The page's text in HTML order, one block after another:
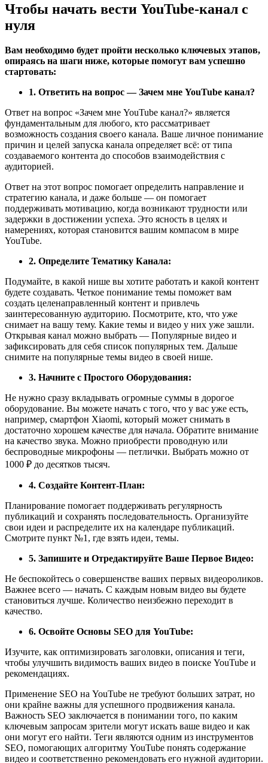
Чтобы начать вести YouTube-канал с
нуля
Вам необходимо будет пройти несколько ключевых этапов,
опираясь на шаги ниже, которые помогут вам успешно
стартовать:
1. Ответить на вопрос — Зачем мне YouTube канал?
Ответ на вопрос «Зачем мне YouTube канал?» является
фундаментальным для любого, кто рассматривает
возможность создания своего канала. Ваше личное понимание
причин и целей запуска канала определяет всё: от типа
создаваемого контента до способов взаимодействия с
аудиторией.
Ответ на этот вопрос помогает определить направление и
стратегию канала, и даже больше — он помогает
поддерживать мотивацию, когда возникают трудности или
задержки в достижении успеха. Это ясность в целях и
намерениях, которая становится вашим компасом в мире
YouTube.
2. Определите Тематику Канала:
Подумайте, в какой нише вы хотите работать и какой контент
будете создавать. Четкое понимание темы поможет вам
создать целенаправленный контент и привлечь
заинтересованную аудиторию. Посмотрите, кто, что уже
снимает на вашу тему. Какие темы и видео у них уже зашли.
Открывая канал можно выбрать — Популярные видео и
зафиксировать для себя список популярных тем. Дальше
снимите на популярные темы видео в своей нише.
3. Начните с Простого Оборудования:
Не нужно сразу вкладывать огромные суммы в дорогое
оборудование. Вы можете начать с того, что у вас уже есть,
например, смартфон Xiaomi, который может снимать в
достаточно хорошем качестве для начала. Обратите внимание
на качество звука. Можно приобрести проводную или
беспроводные микрофоны — петлички. Выбрать можно от
1000 ₽ до десятков тысяч.
4. Создайте Контент-План:
Планирование помогает поддерживать регулярность
публикаций и сохранять последовательность. Организуйте
свои идеи и распределите их на календаре публикаций.
Смотрите пункт №1, где взять идеи, темы.
5. Запишите и Отредактируйте Ваше Первое Видео:
Не беспокойтесь о совершенстве ваших первых видеороликов.
Важнее всего — начать. С каждым новым видео вы будете
становиться лучше. Количество неизбежно переходит в
качество.
6. Освойте Основы SEO для YouTube:
Изучите, как оптимизировать заголовки, описания и теги,
чтобы улучшить видимость ваших видео в поиске YouTube и
рекомендациях.
Применение SEO на YouTube не требуют больших затрат, но
они крайне важны для успешного продвижения канала.
Важность SEO заключается в понимании того, по каким
ключевым запросам зрители могут искать ваше видео и как
они могут его найти. Теги являются одним из инструментов
SEO, помогающих алгоритму YouTube понять содержание
видео и соответственно рекомендовать его нужной аудитории.